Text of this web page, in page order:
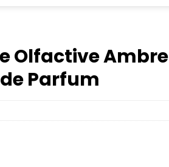
Olfactive Ambre
Parfum